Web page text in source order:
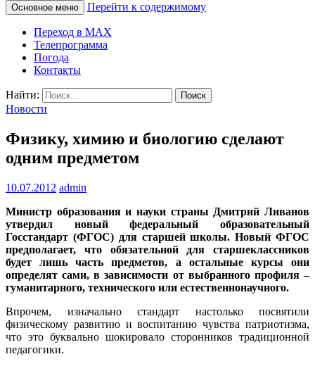
КАМЧАТСКОЕ
ИНФОРМАЦИОННОЕ
АГЕНТСТВО (КИА
«ВЕСТИ»)
Основное меню Перейти к содержимому
Переход в MAX
Телепрограмма
Погода
Контакты
Найти:
Новости
Физику, химию и биологию сделают
одним предметом
10.07.2012 admin
Министр образования и науки страны Дмитрий Ливанов
утвердил новый федеральный образовательный
Госстандарт (ФГОС) для старшей школы. Новый ФГОС
предполагает, что обязательной для старшеклассников
будет лишь часть предметов, а остальные курсы они
определят сами, в зависимости от выбранного профиля –
гуманитарного, технического или естественнонаучного.
Впрочем, изначально стандарт настолько посвятили
физическому развитию и воспитанию чувства патриотизма,
что это буквально шокировало сторонников традиционной
педагогики.